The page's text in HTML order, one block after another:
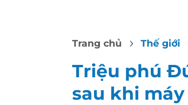
Trang chủ Thế giới
Triệu phú
sau khi